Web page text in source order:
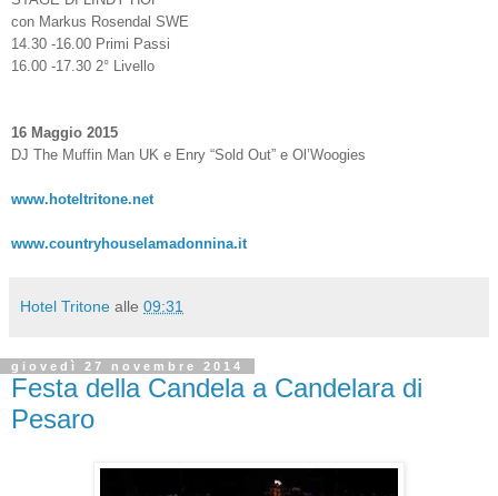
con Markus Rosendal SWE
14.30 -16.00 Primi Passi
16.00 -17.30 2° Livello
16 Maggio 2015
DJ The Muffin Man UK e Enry “Sold Out” e Ol’Woogies
www.hoteltritone.net
www.countryhouselamadonnina.it
Hotel Tritone alle 09:31
giovedì 27 novembre 2014
Festa della Candela a Candelara di
Pesaro